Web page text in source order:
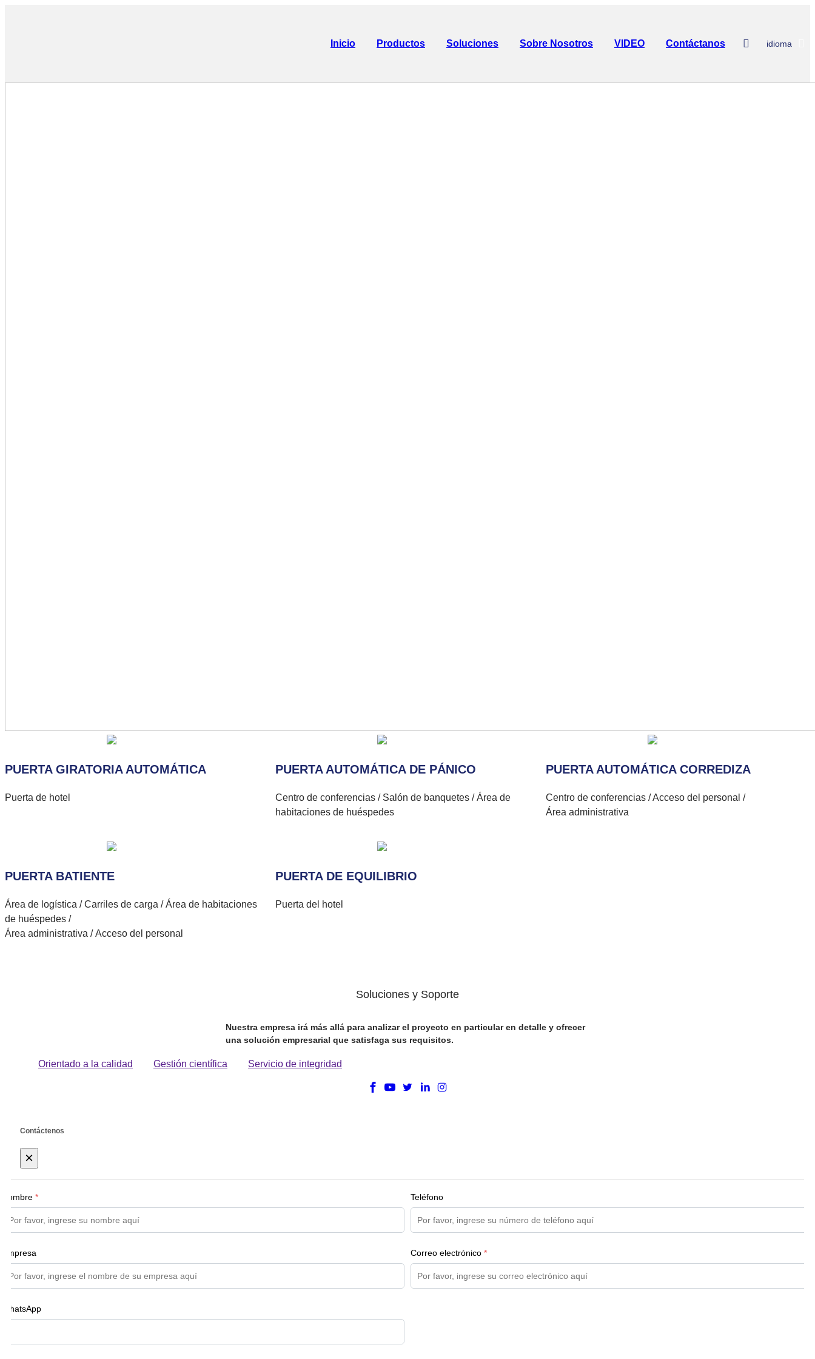
Inicio Productos Soluciones Sobre Nosotros VIDEO Contáctanos idioma
PUERTA GIRATORIA AUTOMÁTICA
Puerta de hotel
PUERTA AUTOMÁTICA DE PÁNICO
Centro de conferencias / Salón de banquetes / Área de
habitaciones de huéspedes
PUERTA AUTOMÁTICA CORREDIZA
Centro de conferencias / Acceso del personal /
Área administrativa
PUERTA BATIENTE
Área de logística / Carriles de carga / Área de habitaciones
de huéspedes /
Área administrativa / Acceso del personal
PUERTA DE EQUILIBRIO
Puerta del hotel
Soluciones y Soporte
Nuestra empresa irá más allá para analizar el proyecto en particular en detalle y ofrecer
una solución empresarial que satisfaga sus requisitos.
Orientado a la calidad Gestión científica Servicio de integridad
Contáctenos
×
Nombre * Teléfono
Empresa Correo electrónico *
WhatsApp